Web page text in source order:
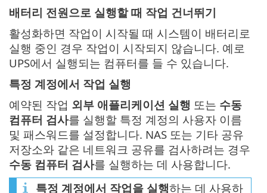
배터리 전원으로 실행할 때 작업 건너뛰기
활성화하면 작업이 시작될 때 시스템이 배터리로
실행 중인 경우 작업이 시작되지 않습니다. 예로
UPS에서 실행되는 컴퓨터를 들 수 있습니다.
특정 계정에서 작업 실행
예약된 작업 외부 애플리케이션 실행 또는 수동
컴퓨터 검사를 실행할 특정 계정의 사용자 이름
및 패스워드를 설정합니다. NAS 또는 기타 공유
저장소와 같은 네트워크 공유를 검사하려는 경우
수동 컴퓨터 검사를 실행하는 데 사용합니다.
특정 계정에서 작업을 실행하는 데 사용하